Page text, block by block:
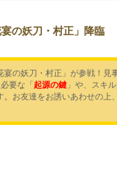
の妖刀・村正」降臨
の妖刀・村正」が参戦！見
要な「 起源の鍵」や、スキ
。お友達をお誘いあわせの上